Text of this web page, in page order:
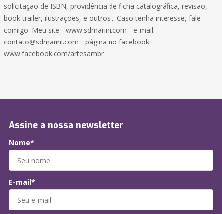
solicitação de ISBN, providência de ficha catalográfica, revisão,
book trailer, ilustrações, e outros... Caso tenha interesse, fale
comigo. Meu site - www.sdmarini.com - e-mail:
contato@sdmarini.com - página no facebook:
www.facebook.com/artesambr
Assine a nossa newsletter
Nome*
E-mail*